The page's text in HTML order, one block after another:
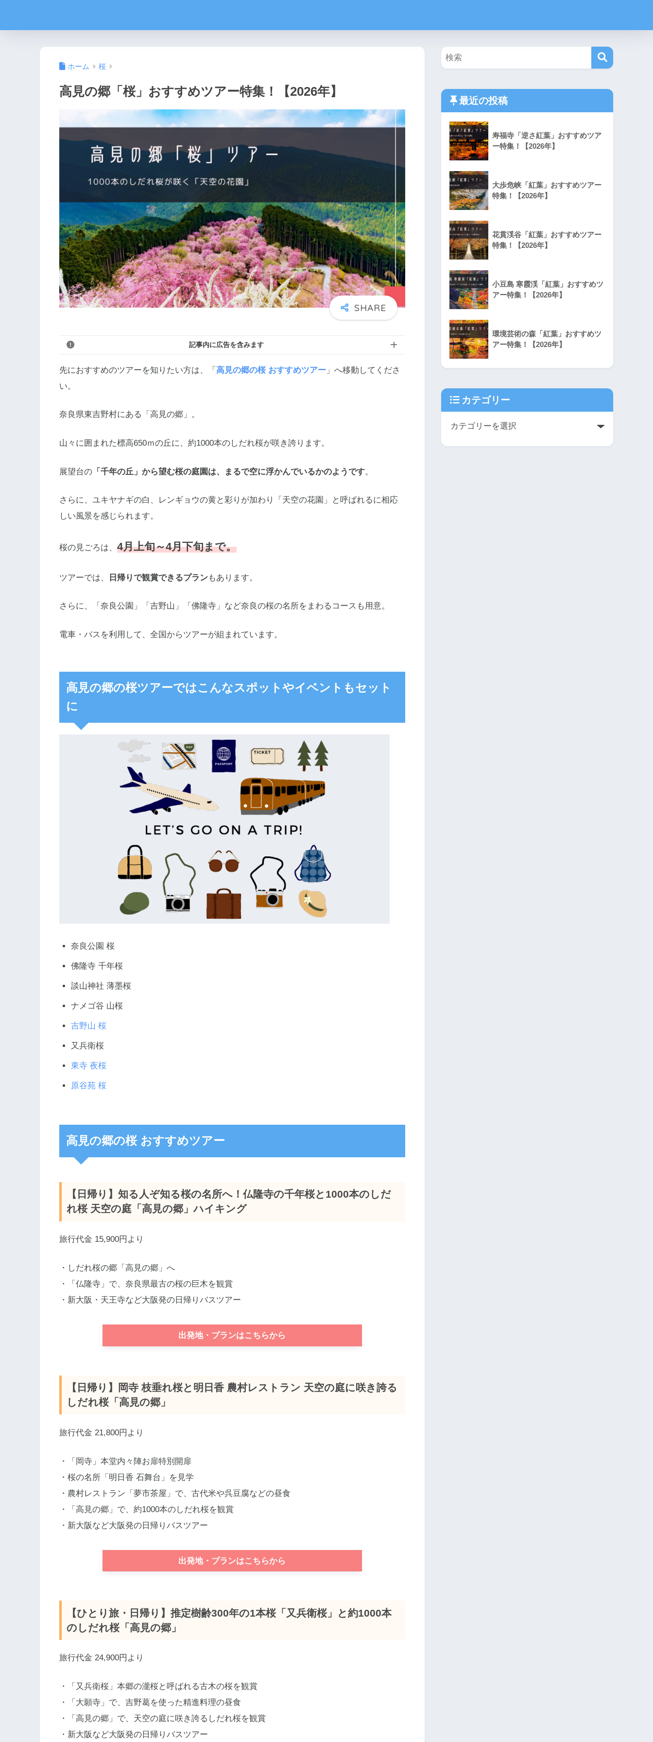
ホーム 桜
高見の郷「桜」おすすめツアー特集！【2026年】
記事内に広告を含みます
先におすすめのツアーを知りたい方は、「 高見の郷の桜 おすすめツアー 」へ移動してくださ
い。
奈良県東吉野村にある「高見の郷」。
山々に囲まれた標高650ｍの丘に、約1000本のしだれ桜が咲き誇ります。
展望台の 「千年の丘」から望む桜の庭園は、まるで空に浮かんでいるかのようです。
さらに、ユキヤナギの白、レンギョウの黄と彩りが加わり「天空の花園」と呼ばれるに相応
しい風景を感じられます。
桜の見ごろは、 4月上旬～4月下旬まで。
ツアーでは、 日帰りで観賞できるプランもあります。
さらに、「奈良公園」「吉野山」「佛隆寺」など奈良の桜の名所をまわるコースも用意。
電車・バスを利用して、全国からツアーが組まれています。
高見の郷の桜ツアーではこんなスポットやイベントもセット
に
奈良公園 桜
佛隆寺 千年桜
談山神社 薄墨桜
ナメゴ谷 山桜
吉野山 桜
又兵衛桜
東寺 夜桜
原谷苑 桜
高見の郷の桜 おすすめツアー
【日帰り】知る人ぞ知る桜の名所へ！仏隆寺の千年桜と1000本のしだ
れ桜 天空の庭「高見の郷」ハイキング
旅行代金 15,900円より
・しだれ桜の郷「高見の郷」へ
・「仏隆寺」で、奈良県最古の桜の巨木を観賞
・新大阪・天王寺など大阪発の日帰りバスツアー
出発地・プランはこちらから
【日帰り】岡寺 枝垂れ桜と明日香 農村レストラン 天空の庭に咲き誇る
しだれ桜「高見の郷」
旅行代金 21,800円より
・「岡寺」本堂内々陣お扉特別開扉
・桜の名所「明日香 石舞台」を見学
・農村レストラン「夢市茶屋」で、古代米や呉豆腐などの昼食
・「高見の郷」で、約1000本のしだれ桜を観賞
・新大阪など大阪発の日帰りバスツアー
出発地・プランはこちらから
【ひとり旅・日帰り】推定樹齢300年の1本桜「又兵衛桜」と約1000本
のしだれ桜「高見の郷」
旅行代金 24,900円より
・「又兵衛桜」本郷の瀧桜と呼ばれる古木の桜を観賞
・「大願寺」で、吉野葛を使った精進料理の昼食
・「高見の郷」で、天空の庭に咲き誇るしだれ桜を観賞
・新大阪など大阪発の日帰りバスツアー
最近の投稿
寿福寺「逆さ紅葉」おすすめツア
ー特集！【2026年】
大歩危峡「紅葉」おすすめツアー
特集！【2026年】
花貫渓谷「紅葉」おすすめツアー
特集！【2026年】
小豆島 寒霞渓「紅葉」おすすめツ
アー特集！【2026年】
環境芸術の森「紅葉」おすすめツ
アー特集！【2026年】
カテゴリー